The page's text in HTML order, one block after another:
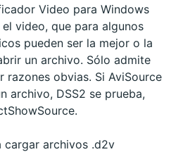
Video para Windows
video, que para algunos
pueden ser la mejor o la
un archivo. Sólo admite
razones obvias. Si AviSource
archivo, DSS2 se prueba,
cargar archivos .d2v